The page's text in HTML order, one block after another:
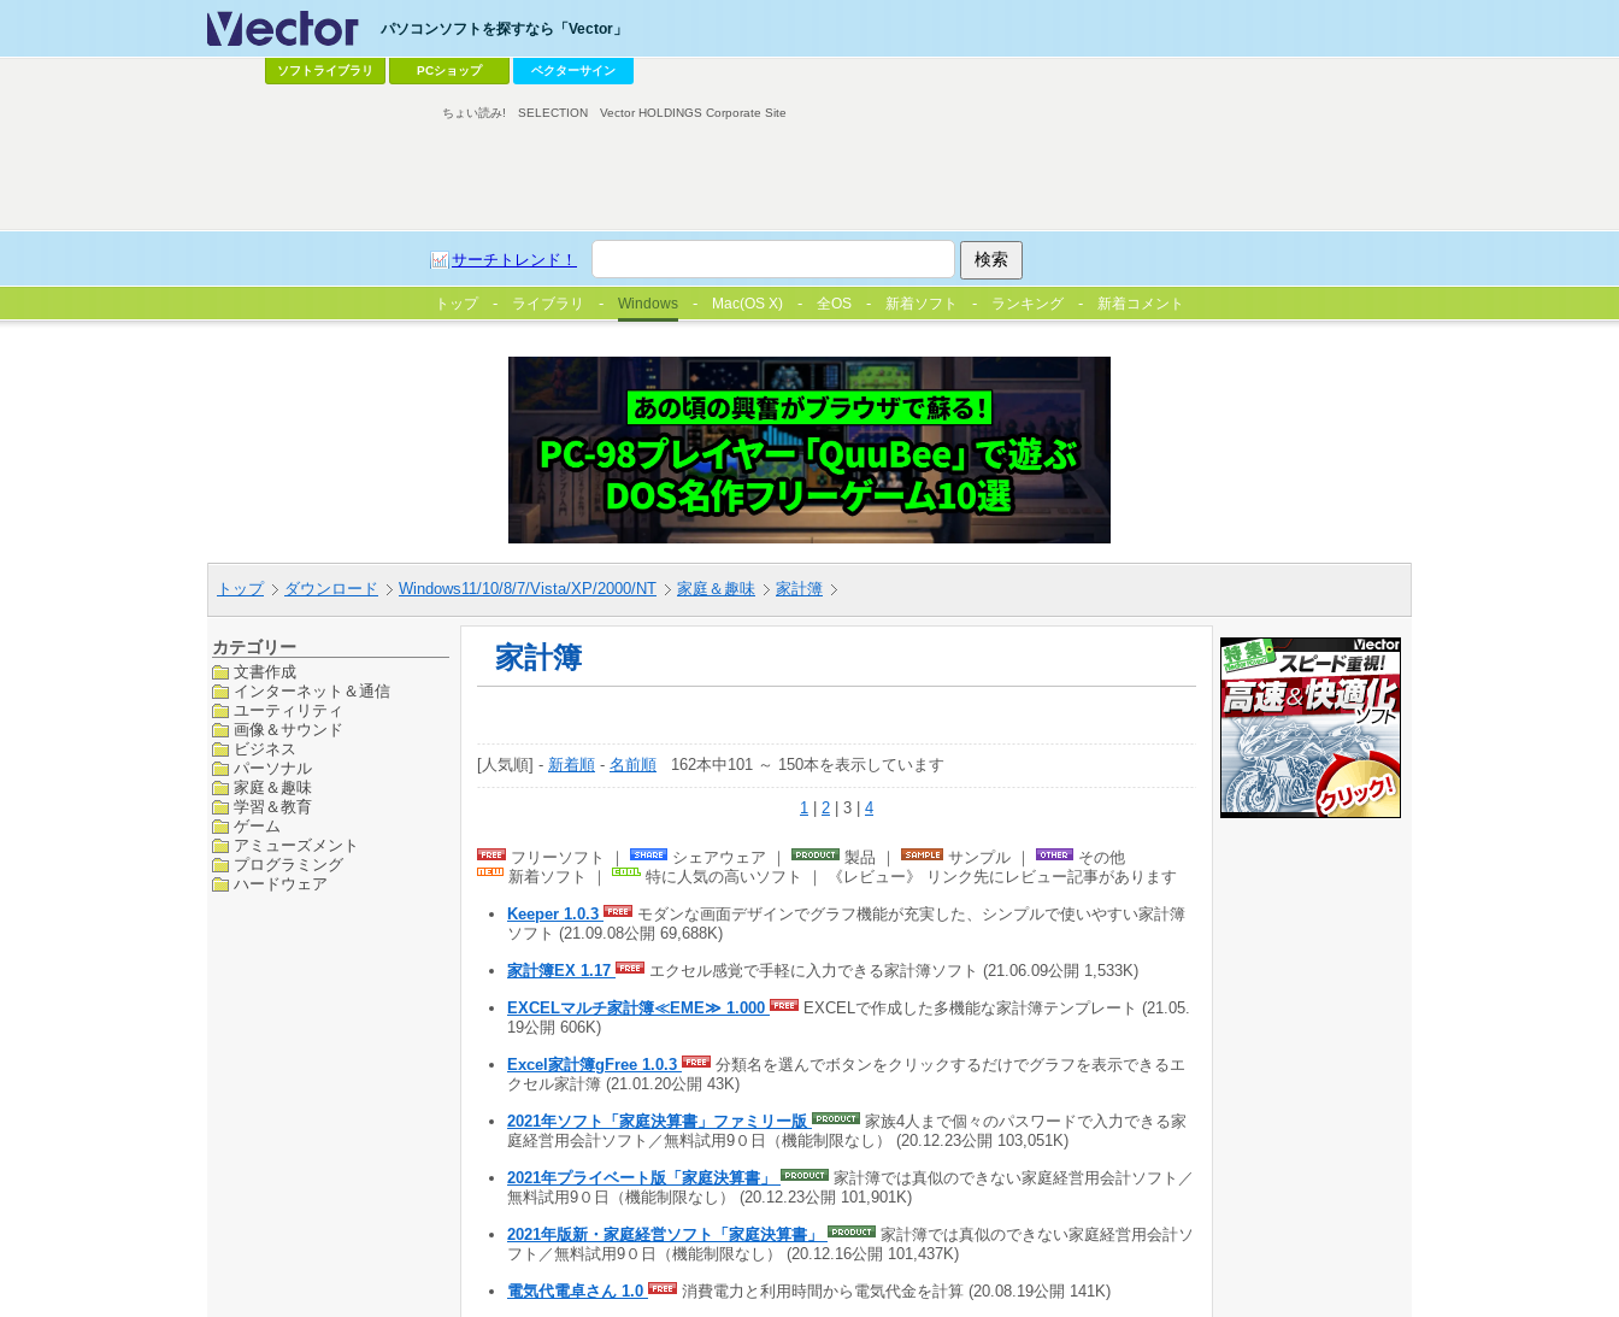
パソコンソフトを探すなら「Vector」
ソフトライブラリ PCショップ ベクターサイン
サーチトレンド！
ちょい読み! SELECTION Vector HOLDINGS Corporate Site
トップ ライブラリ Windows Mac(OS X) 全OS 新着ソフト ランキング 新着コメント
トップ ダウンロード Windows11/10/8/7/Vista/XP/2000/NT 家庭＆趣味 家計簿
カテゴリー
文書作成
インターネット＆通信
ユーティリティ
画像＆サウンド
ビジネス
パーソナル
家庭＆趣味
学習＆教育
ゲーム
アミューズメント
プログラミング
ハードウェア
家計簿
[人気順] - 新着順 - 名前順 162本中101 ～ 150本を表示しています
1 | 2 | 3 | 4
フリーソフト ｜ シェアウェア ｜ 製品 ｜ サンプル ｜
その他
新着ソフト ｜
特に人気の高いソフト ｜ 《レビュー》 リンク先にレビュー記事があります
Keeper 1.0.3
モダンな画面デザインでグラフ機能が充実した、シンプルで使いやすい家計簿
ソフト (21.09.08公開 69,688K)
家計簿EX 1.17 エクセル感覚で手軽に入力できる家計簿ソフト (21.06.09公開 1,533K)
EXCELマルチ家計簿≪EME≫ 1.000
EXCELで作成した多機能な家計簿テンプレート (21.05.
19公開 606K)
Excel家計簿gFree 1.0.3
分類名を選んでボタンをクリックするだけでグラフを表示できるエ
クセル家計簿 (21.01.20公開 43K)
2021年ソフト「家庭決算書」ファミリー版
家族4人まで個々のパスワードで入力できる家
庭経営用会計ソフト／無料試用9０日（機能制限なし） (20.12.23公開 103,051K)
2021年プライベート版「家庭決算書」
家計簿では真似のできない家庭経営用会計ソフト／
無料試用9０日（機能制限なし） (20.12.23公開 101,901K)
2021年版新・家庭経営ソフト「家庭決算書」
家計簿では真似のできない家庭経営用会計ソ
フト／無料試用9０日（機能制限なし） (20.12.16公開 101,437K)
電気代電卓さん 1.0 消費電力と利用時間から電気代金を計算 (20.08.19公開 141K)